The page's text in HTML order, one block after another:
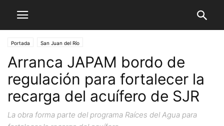
Portada San Juan del Río
Arranca JAPAM bordo de
regulación para fortalecer la
recarga del acuífero de SJR
La obra forma parte del programa Raíces del Agua para